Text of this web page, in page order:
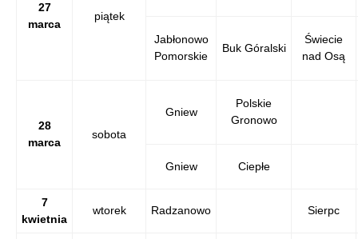
27
marca
piątek
Jabłonowo
Pomorskie
Buk Góralski
Świecie
nad Osą
28
marca
sobota
Gniew
Polskie
Gronowo
Gniew Ciepłe
7
kwietnia
wtorek Radzanowo Sierpc